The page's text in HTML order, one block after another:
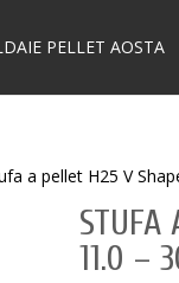
PELLET AOSTA
a pellet H25 V
STUFA
11.0 –